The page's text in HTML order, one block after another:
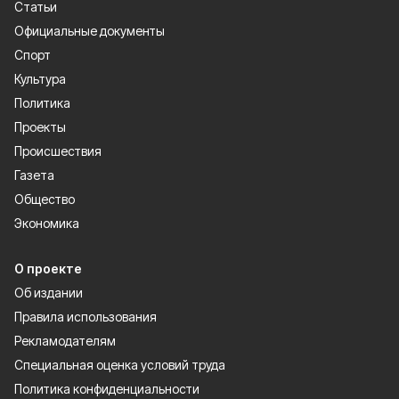
Статьи
Официальные документы
Спорт
Культура
Политика
Проекты
Происшествия
Газета
Общество
Экономика
О проекте
Об издании
Правила использования
Рекламодателям
Специальная оценка условий труда
Политика конфиденциальности